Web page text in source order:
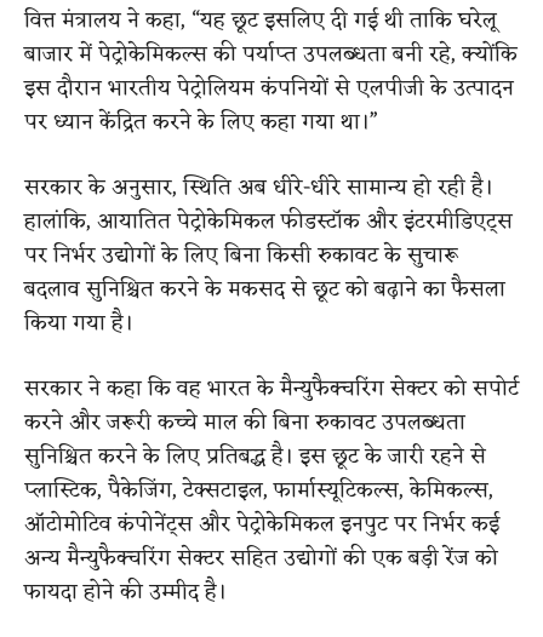
वित्त मंत्रालय ने कहा, “यह छूट इसलिए दी गई थी ताकि घरेलू
बाजार में पेट्रोकेमिकल्स की पर्याप्त उपलब्धता बनी रहे, क्योंकि
इस दौरान भारतीय पेट्रोलियम कंपनियों से एलपीजी के उत्पादन
पर ध्यान केंद्रित करने के लिए कहा गया था।”
सरकार के अनुसार, स्थिति अब धीरे-धीरे सामान्य हो रही है।
हालांकि, आयातित पेट्रोकेमिकल फीडस्टॉक और इंटरमीडिएट्स
पर निर्भर उद्योगों के लिए बिना किसी रुकावट के सुचारू
बदलाव सुनिश्चित करने के मकसद से छूट को बढ़ाने का फैसला
किया गया है।
सरकार ने कहा कि वह भारत के मैन्युफैक्चरिंग सेक्टर को सपोर्ट
करने और जरूरी कच्चे माल की बिना रुकावट उपलब्धता
सुनिश्चित करने के लिए प्रतिबद्ध है। इस छूट के जारी रहने से
प्लास्टिक, पैकेजिंग, टेक्सटाइल, फार्मास्यूटिकल्स, केमिकल्स,
ऑटोमोटिव कंपोनेंट्स और पेट्रोकेमिकल इनपुट पर निर्भर कई
अन्य मैन्युफैक्चरिंग सेक्टर सहित उद्योगों की एक बड़ी रेंज को
फायदा होने की उम्मीद है।